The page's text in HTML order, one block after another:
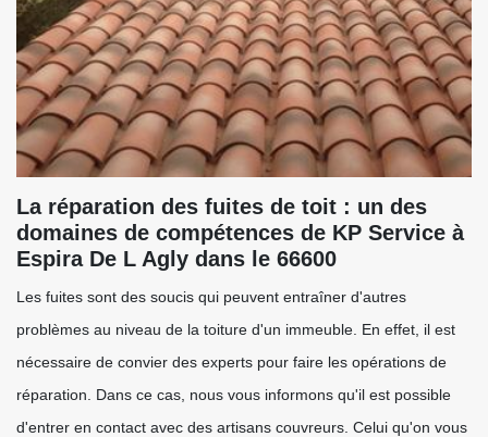
La réparation des fuites de toit : un des
domaines de compétences de KP Service à
Espira De L Agly dans le 66600
Les fuites sont des soucis qui peuvent entraîner d'autres
problèmes au niveau de la toiture d'un immeuble. En effet, il est
nécessaire de convier des experts pour faire les opérations de
réparation. Dans ce cas, nous vous informons qu'il est possible
d'entrer en contact avec des artisans couvreurs. Celui qu'on vous